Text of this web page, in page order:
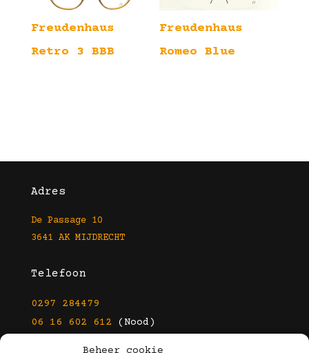
Beheer cookie
Freudenhaus
Retro 3 BBB
Freudenhaus
Romeo Blue
Adres
De Passage 10
3641 AK MIJDRECHT
Telefoon
0297 284479
06 16 602 612 (Nood)